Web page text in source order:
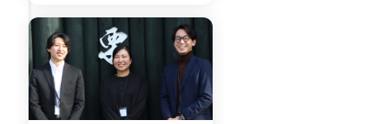
前職の経験を「公務員」の武器
に変える
入庁1年目での災害派遣、そし
て未来へ
抜群のチームワーク。支え合う
仲間と「同期14人」の存在
生活の変化と、未来の職員への
メッセージ